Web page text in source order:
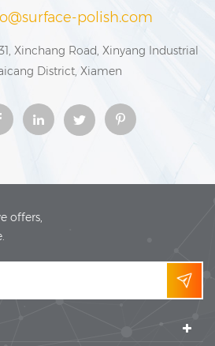
polish.com
Xinchang Road, Xinyang Industrial
District, Xiamen
offers,